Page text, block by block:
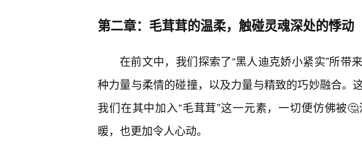
第二章：毛茸茸的温柔，触碰灵魂深处的悸动
在前文中，我们探索了“黑人迪克娇小紧实”所带
种力量与柔情的碰撞，以及力量与精致的巧妙融合。
我们在其中加入“毛茸茸”这一元素，一切便仿佛被
暖，也更加令人心动。